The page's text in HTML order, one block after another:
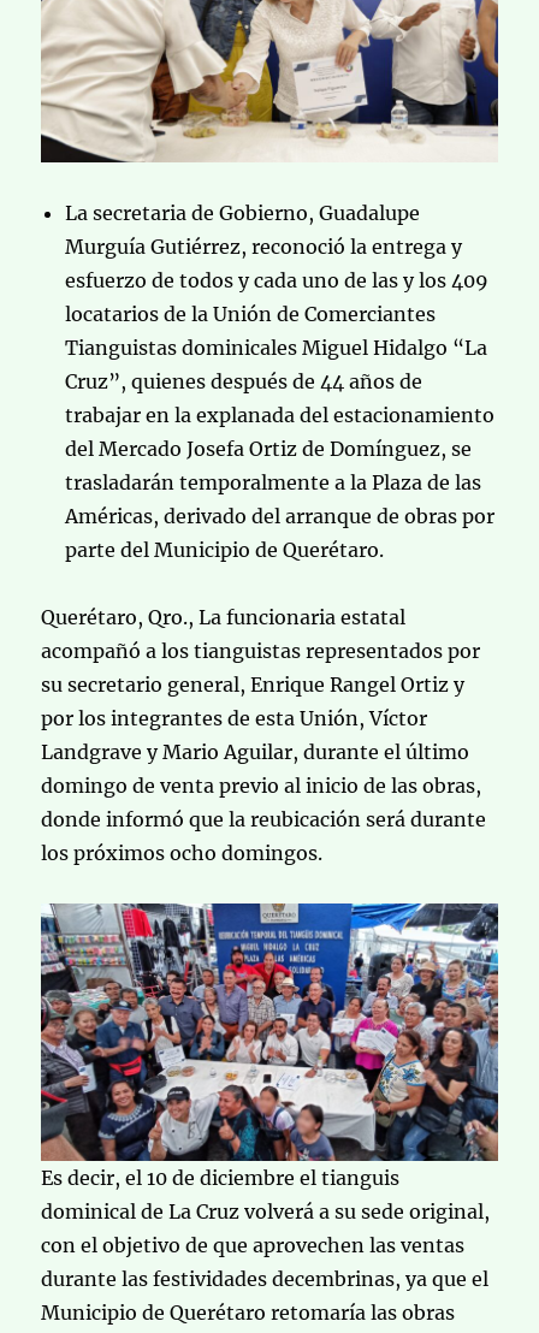
La secretaria de Gobierno, Guadalupe
Murguía Gutiérrez, reconoció la entrega y
esfuerzo de todos y cada uno de las y los 409
locatarios de la Unión de Comerciantes
Tianguistas dominicales Miguel Hidalgo “La
Cruz”, quienes después de 44 años de
trabajar en la explanada del estacionamiento
del Mercado Josefa Ortiz de Domínguez, se
trasladarán temporalmente a la Plaza de las
Américas, derivado del arranque de obras por
parte del Municipio de Querétaro.
Querétaro, Qro., La funcionaria estatal
acompañó a los tianguistas representados por
su secretario general, Enrique Rangel Ortiz y
por los integrantes de esta Unión, Víctor
Landgrave y Mario Aguilar, durante el último
domingo de venta previo al inicio de las obras,
donde informó que la reubicación será durante
los próximos ocho domingos.
Es decir, el 10 de diciembre el tianguis
dominical de La Cruz volverá a su sede original,
con el objetivo de que aprovechen las ventas
durante las festividades decembrinas, ya que el
Municipio de Querétaro retomaría las obras